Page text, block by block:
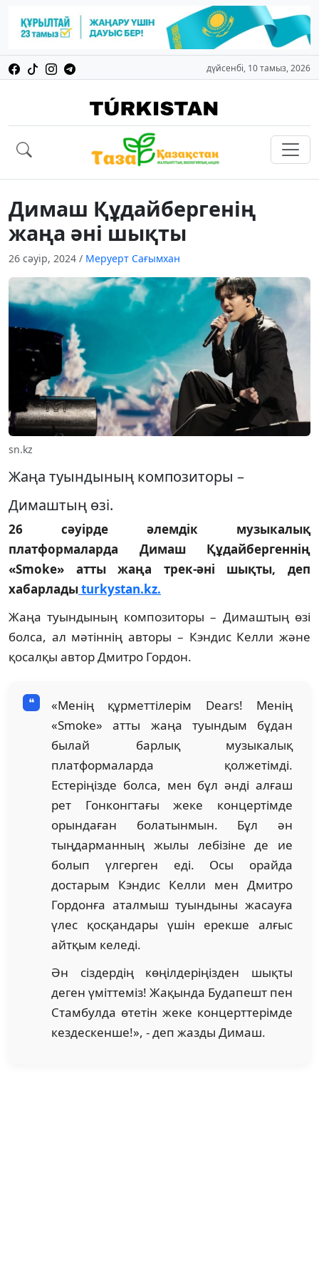
дүйсенбі, 10 тамыз, 2026
Димаш Құдайбергенің
жаңа әні шықты
26 сәуір, 2024 / Меруерт Сағымхан
sn.kz
Жаңа туындының композиторы –
Димаштың өзі.
26 сәуірде әлемдік музыкалық
платформаларда Димаш Құдайбергеннің
«Smoke» атты жаңа трек-әні шықты, деп
хабарладыturkystan.kz.
Жаңа туындының композиторы – Димаштың өзі
болса, ал мәтіннің авторы – Кэндис Келли және
қосалқы автор Дмитро Гордон.
«Менің құрметтілерім Dears! Менің
«Smoke» атты жаңа туындым бұдан
былай барлық музыкалық
платформаларда қолжетімді.
Естеріңізде болса, мен бұл әнді алғаш
рет Гонконгтағы жеке концертімде
орындаған болатынмын. Бұл ән
тыңдарманның жылы лебізіне де ие
болып үлгерген еді. Осы орайда
достарым Кэндис Келли мен Дмитро
Гордонға аталмыш туындыны жасауға
үлес қосқандары үшін ерекше алғыс
айтқым келеді.
Ән сіздердің көңілдеріңізден шықты
деген үміттеміз! Жақында Будапешт пен
Стамбулда өтетін жеке концерттерімде
кездескенше!», - деп жазды Димаш.